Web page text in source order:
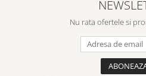
Nu rata ofertele si